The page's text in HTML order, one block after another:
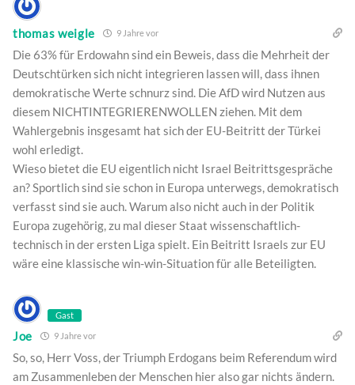
thomas weigle 9 Jahre vor
Die 63% für Erdowahn sind ein Beweis, dass die Mehrheit der
Deutschtürken sich nicht integrieren lassen will, dass ihnen
demokratische Werte schnurz sind. Die AfD wird Nutzen aus
diesem NICHTINTEGRIERENWOLLEN ziehen. Mit dem
Wahlergebnis insgesamt hat sich der EU-Beitritt der Türkei
wohl erledigt.
Wieso bietet die EU eigentlich nicht Israel Beitrittsgespräche
an? Sportlich sind sie schon in Europa unterwegs, demokratisch
verfasst sind sie auch. Warum also nicht auch in der Politik
Europa zugehörig, zu mal dieser Staat wissenschaftlich-
technisch in der ersten Liga spielt. Ein Beitritt Israels zur EU
wäre eine klassische win-win-Situation für alle Beteiligten.
Gast
Joe 9 Jahre vor
So, so, Herr Voss, der Triumph Erdogans beim Referendum wird
am Zusammenleben der Menschen hier also gar nichts ändern.